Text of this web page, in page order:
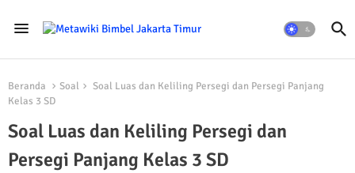
Beranda Soal
Soal Luas dan Keliling Persegi dan Persegi Panjang
Kelas 3 SD
Soal Luas dan Keliling Persegi dan
Persegi Panjang Kelas 3 SD